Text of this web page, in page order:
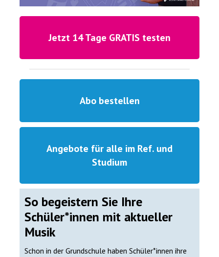
So begeistern Sie Ihre
Schüler*innen mit aktueller
Musik
Schon in der Grundschule haben Schüler*innen ihre
Jetzt 14 Tage GRATIS testen
Abo bestellen
Angebote für alle im Ref. und
Studium